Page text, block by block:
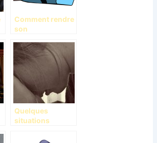
Comment rendre
son
propice au
sommeil?
Quelques
situations
nous vivons